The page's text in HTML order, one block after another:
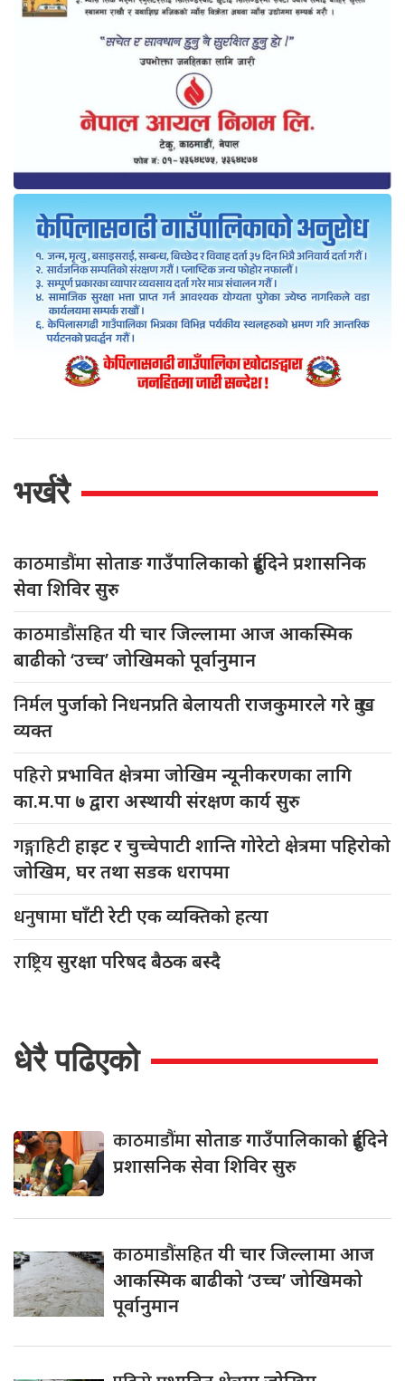
भर्खरै
काठमाडौंमासोताङ गाउँपालिकाको दुईदिने प्रशासनिक
सेवा शिविर सुरु
काठमाडौंसहितयी चार जिल्लामा आज आकस्मिक
बाढीको ‘उच्च’ जोखिमको पूर्वानुमान
निर्मलपुर्जाको निधनप्रति बेलायती राजकुमारले गरे दुःख
व्यक्त
पहिरोप्रभावित क्षेत्रमा जोखिम न्यूनीकरणका लागि
का.म.पा ७ द्वारा अस्थायी संरक्षण कार्य सुरु
गङ्गाहिटीहाइट र चुच्चेपाटी शान्ति गोरेटो क्षेत्रमा पहिरोको
जोखिम, घर तथा सडक धरापमा
धनुषामाघाँटी रेटी एक व्यक्तिको हत्या
राष्ट्रियसुरक्षा परिषद बैठक बस्दै
धेरै पढिएको
काठमाडौंमासोताङ गाउँपालिकाको दुईदिने
प्रशासनिक सेवा शिविर सुरु
काठमाडौंसहितयी चार जिल्लामा आज
आकस्मिक बाढीको ‘उच्च’ जोखिमको
पूर्वानुमान